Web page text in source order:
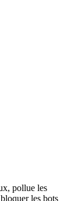
pollue les
les bots